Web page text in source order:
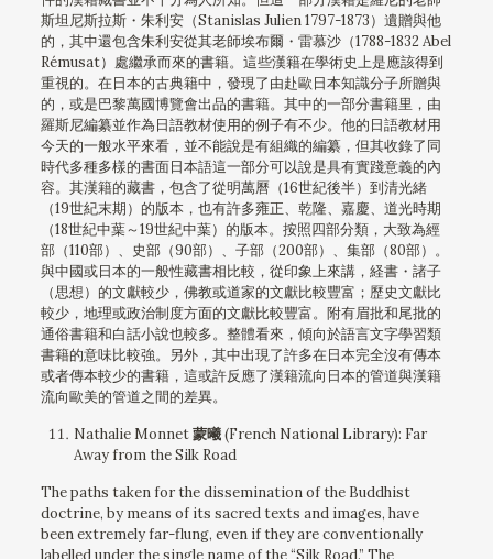
斯坦尼斯拉斯・朱利安（Stanislas Julien 1797-1873）遺贈與他
的，其中還包含朱利安從其老師埃布爾・雷慕沙（1788-1832 Abel
Rémusat）處繼承而來的書籍。這些漢籍在學術史上是應該得到
重視的。在日本的古典籍中，發現了由赴歐日本知識分子所贈與
的，或是巴黎萬國博覽會出品的書籍。其中的一部分書籍里，由
羅斯尼編纂並作為日語教材使用的例子有不少。他的日語教材用
今天的一般水平來看，並不能說是有組織的編纂，但其收錄了同
時代多種多樣的書面日本語這一部分可以說是具有實踐意義的內
容。其漢籍的藏書，包含了從明萬曆（16世紀後半）到清光緒
（19世紀末期）的版本，也有許多雍正、乾隆、嘉慶、道光時期
（18世紀中葉～19世紀中葉）的版本。按照四部分類，大致為經
部（110部）、史部（90部）、子部（200部）、集部（80部）。
與中國或日本的一般性藏書相比較，從印象上來講，経書・諸子
（思想）的文獻較少，佛教或道家的文獻比較豐富；歷史文獻比
較少，地理或政治制度方面的文獻比較豐富。附有眉批和尾批的
通俗書籍和白話小說也較多。整體看來，傾向於語言文字學習類
書籍的意味比較強。另外，其中出現了許多在日本完全沒有傳本
或者傳本較少的書籍，這或許反應了漢籍流向日本的管道與漢籍
流向歐美的管道之間的差異。
Nathalie Monnet蒙曦(French National Library): Far
Away from the Silk Road
The paths taken for the dissemination of the Buddhist
doctrine, by means of its sacred texts and images, have
been extremely far-flung, even if they are conventionally
labelled under the single name of the “Silk Road.” The